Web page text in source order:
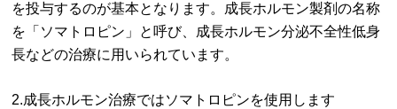
を投与するのが基本となります。成長ホルモン製剤の名称
を「ソマトロピン」と呼び、成長ホルモン分泌不全性低身
長などの治療に用いられています。
2.成長ホルモン治療ではソマトロピンを使用します